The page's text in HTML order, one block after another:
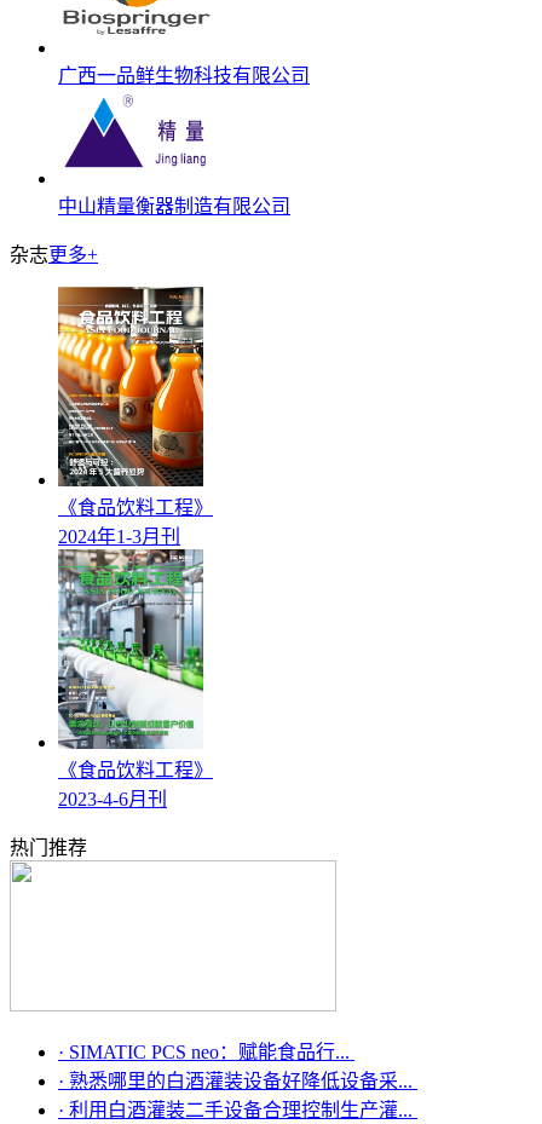
广西一品鲜生物科技有限公司
中山精量衡器制造有限公司
杂志更多+
《食品饮料工程》
2024年1-3月刊
《食品饮料工程》
2023-4-6月刊
热门推荐
· SIMATIC PCS neo：赋能食品行...
· 熟悉哪里的白酒灌装设备好降低设备采...
· 利用白酒灌装二手设备合理控制生产灌...